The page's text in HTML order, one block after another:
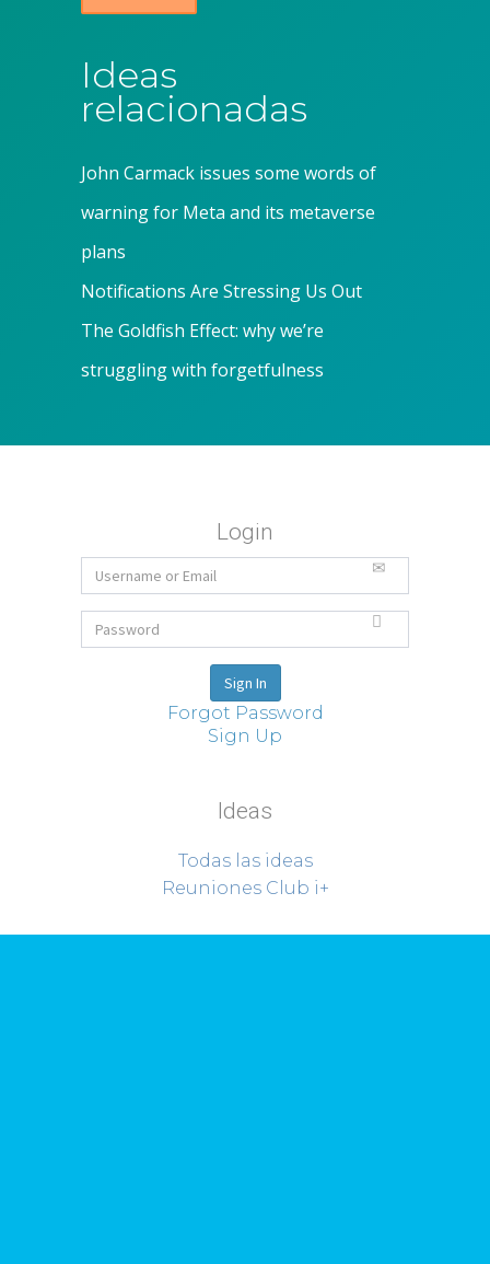
Ideas
relacionadas
John Carmack issues some words of
warning for Meta and its metaverse
plans
Notifications Are Stressing Us Out
The Goldfish Effect: why we’re
struggling with forgetfulness
Login
Forgot Password
Sign Up
Ideas
Todas las ideas
Reuniones Club i+